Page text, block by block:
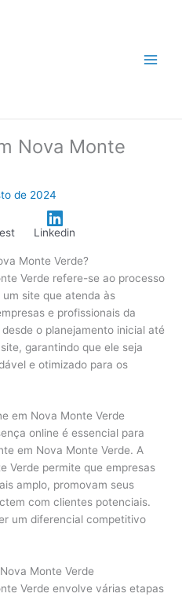
Nova Monte
de 2024
Linkedin
Monte Verde?
Verde refere-se ao processo
site que atenda às
e profissionais da
o planejamento inicial até
garantindo que ele seja
e otimizado para os
em Nova Monte Verde
online é essencial para
em Nova Monte Verde. A
Verde permite que empresas
amplo, promovam seus
com clientes potenciais.
um diferencial competitivo
Monte Verde
Verde envolve várias etapas